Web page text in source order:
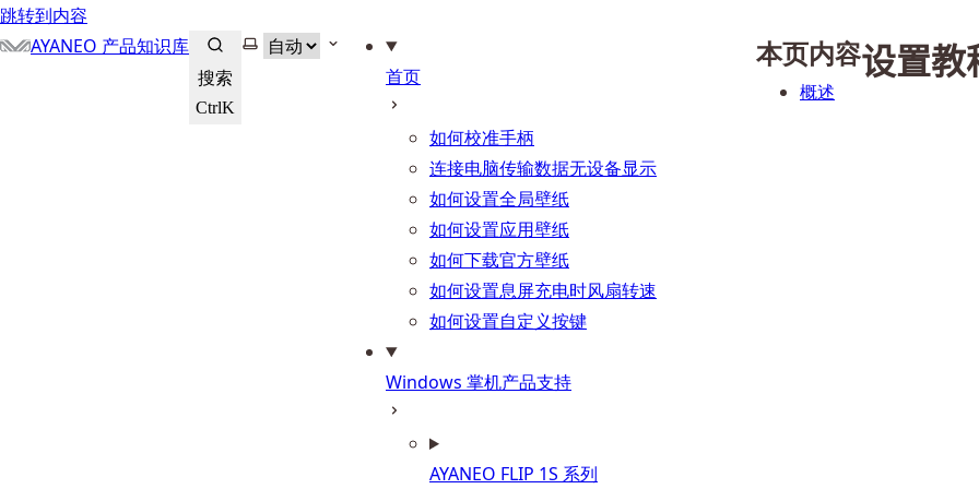
跳转到内容
AYANEO 产品知识库
搜索
CtrlK
选择主题
首页
如何校准手柄
连接电脑传输数据无设备显示
如何设置全局壁纸
如何设置应用壁纸
如何下载官方壁纸
如何设置息屏充电时风扇转速
如何设置自定义按键
Windows 掌机产品支持
AYANEO FLIP 1S 系列
本页内容
概述
设置教